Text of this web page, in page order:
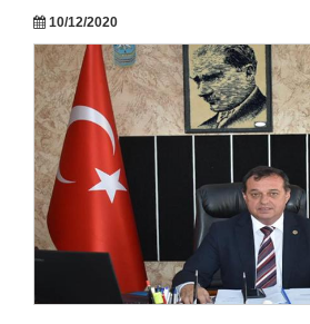
10/12/2020